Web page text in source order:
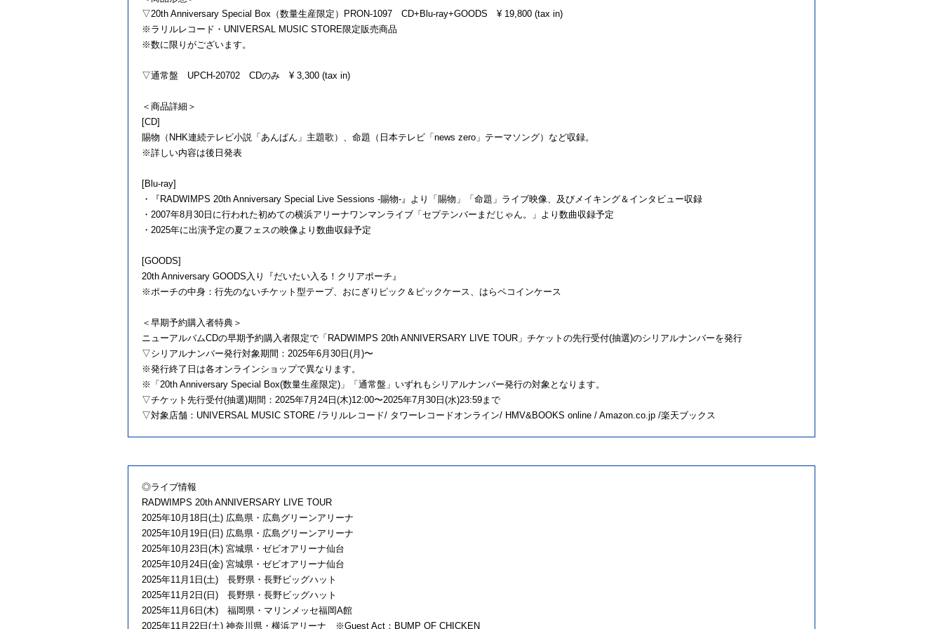
▽20th Anniversary Special Box（数量生産限定）PRON-1097 CD+Blu-ray+GOODS ¥ 19,800 (tax in)
※ラリルレコード・UNIVERSAL MUSIC STORE限定販売商品
※数に限りがございます。
▽通常盤 UPCH-20702 CDのみ ¥ 3,300 (tax in)
＜商品詳細＞
[CD]
賜物（NHK連続テレビ小説「あんぱん」主題歌）、命題（日本テレビ「news zero」テーマソング）など収録。
※詳しい内容は後日発表
[Blu-ray]
・『RADWIMPS 20th Anniversary Special Live Sessions -賜物-』より「賜物」「命題」ライブ映像、及びメイキング＆インタビュー収録
・2007年8月30日に行われた初めての横浜アリーナワンマンライブ「セプテンバーまだじゃん。」より数曲収録予定
・2025年に出演予定の夏フェスの映像より数曲収録予定
[GOODS]
20th Anniversary GOODS入り『だいたい入る！クリアポーチ』
※ポーチの中身：行先のないチケット型テープ、おにぎりピック＆ピックケース、はらペコインケース
＜早期予約購入者特典＞
ニューアルバムCDの早期予約購入者限定で「RADWIMPS 20th ANNIVERSARY LIVE TOUR」チケットの先行受付(抽選)のシリアルナンバーを発行
▽シリアルナンバー発行対象期間：2025年6月30日(月)〜
※発行終了日は各オンラインショップで異なります。
※「20th Anniversary Special Box(数量生産限定)」「通常盤」いずれもシリアルナンバー発行の対象となります。
▽チケット先行受付(抽選)期間：2025年7月24日(木)12:00〜2025年7月30日(水)23:59まで
▽対象店舗：UNIVERSAL MUSIC STORE /ラリルレコード/ タワーレコードオンライン/ HMV&BOOKS online / Amazon.co.jp /楽天ブックス
◎ライブ情報
RADWIMPS 20th ANNIVERSARY LIVE TOUR
2025年10月18日(土) 広島県・広島グリーンアリーナ
2025年10月19日(日) 広島県・広島グリーンアリーナ
2025年10月23日(木) 宮城県・ゼビオアリーナ仙台
2025年10月24日(金) 宮城県・ゼビオアリーナ仙台
2025年11月1日(土) 長野県・長野ビッグハット
2025年11月2日(日) 長野県・長野ビッグハット
2025年11月6日(木) 福岡県・マリンメッセ福岡A館
2025年11月22日(土) 神奈川県・横浜アリーナ ※Guest Act：BUMP OF CHICKEN